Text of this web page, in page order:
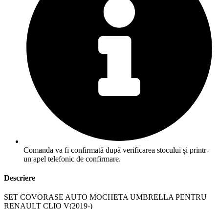
Comanda va fi confirmată după verificarea stocului și printr-
un apel telefonic de confirmare.
Descriere
SET COVORASE AUTO MOCHETA UMBRELLA PENTRU
RENAULT CLIO V(2019-)